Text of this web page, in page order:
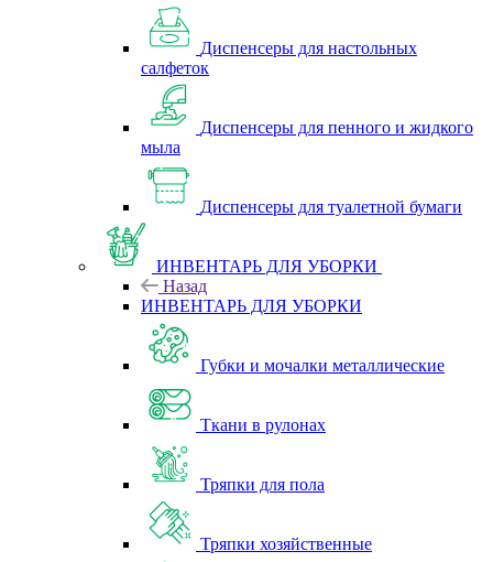
Диспенсеры для настольных
салфеток
Диспенсеры для пенного и жидкого
мыла
Диспенсеры для туалетной бумаги
ИНВЕНТАРЬ ДЛЯ УБОРКИ
Назад
ИНВЕНТАРЬ ДЛЯ УБОРКИ
Губки и мочалки металлические
Ткани в рулонах
Тряпки для пола
Тряпки хозяйственные